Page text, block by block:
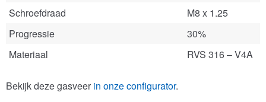
Schroefdraad
M8 x 1.25
Progressie
30%
Materiaal
RVS 316 – V4A
Bekijk deze gasveer in onze configurator.